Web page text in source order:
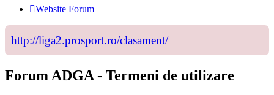
Website Forum
http://liga2.prosport.ro/clasament/
Forum ADGA - Termeni de utilizare